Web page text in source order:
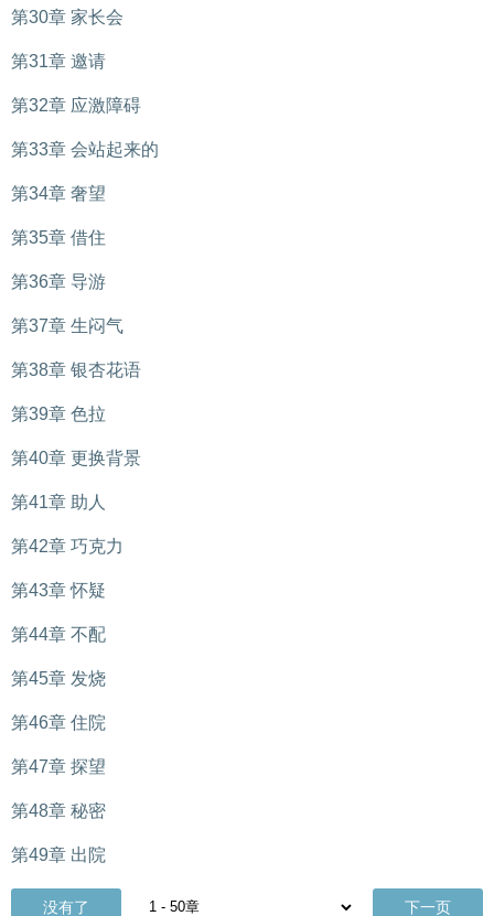
第30章 家长会
第31章 邀请
第32章 应激障碍
第33章 会站起来的
第34章 奢望
第35章 借住
第36章 导游
第37章 生闷气
第38章 银杏花语
第39章 色拉
第40章 更换背景
第41章 助人
第42章 巧克力
第43章 怀疑
第44章 不配
第45章 发烧
第46章 住院
第47章 探望
第48章 秘密
第49章 出院
没有了 下一页